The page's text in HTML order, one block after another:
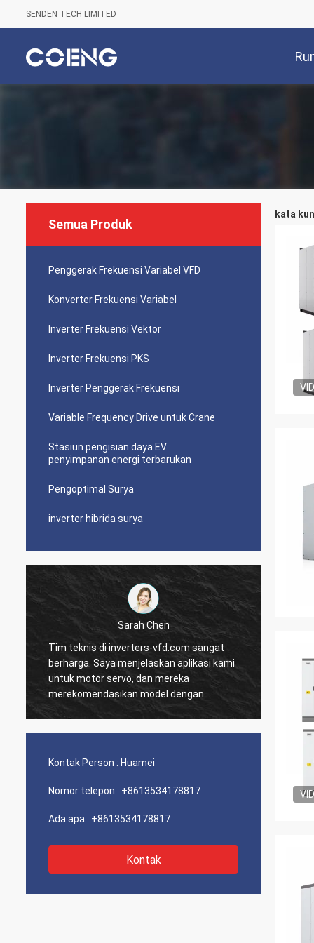
SENDEN TECH LIMITED
Semua Produk
Penggerak Frekuensi Variabel VFD
Konverter Frekuensi Variabel
Inverter Frekuensi Vektor
Inverter Frekuensi PKS
Inverter Penggerak Frekuensi
Variable Frequency Drive untuk Crane
Stasiun pengisian daya EV
penyimpanan energi terbarukan
Pengoptimal Surya
inverter hibrida surya
Sarah Chen
Tim teknis di inverters-vfd.com sangat
berharga. Saya menjelaskan aplikasi kami
untuk motor servo, dan mereka
merekomendasikan model dengan
respons dinamis yang unggul.
dan
Kontak Person : Huamei
Nomor telepon : +8613534178817
Ada apa : +8613534178817
Kontak
kata